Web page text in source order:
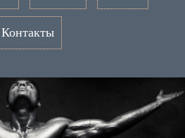
Контакты